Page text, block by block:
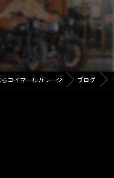
マットモーターサイクル
パレル
フェ
コイマールガレージ ブログ